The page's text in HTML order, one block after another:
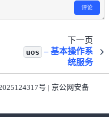
评论
下一页
uos – 基本操作系
统服务
号 | 京公网安备